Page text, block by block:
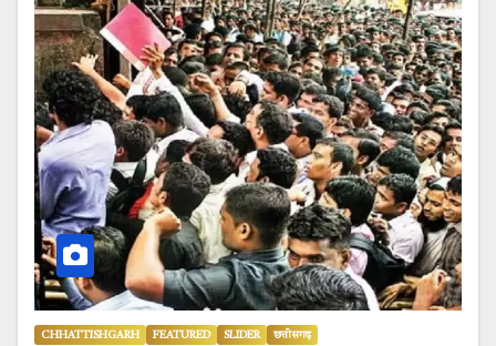
CHHATTISHGARH FEATURED SLIDER छत्तीसगढ़